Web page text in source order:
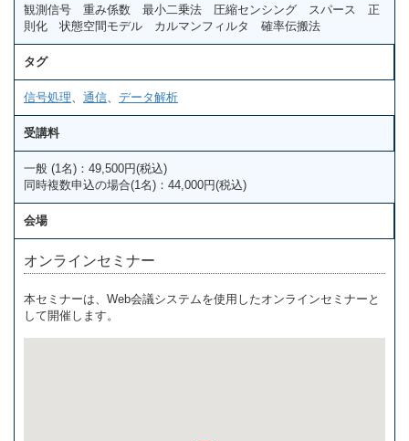
観測信号 重み係数 最小二乗法 圧縮センシング スパース 正
則化 状態空間モデル カルマンフィルタ 確率伝搬法
タグ
信号処理 通信 データ解析
受講料
一般 (1名)：49,500円(税込)
同時複数申込の場合(1名)：44,000円(税込)
会場
オンラインセミナー
本セミナーは、Web会議システムを使用したオンラインセミナーと
して開催します。